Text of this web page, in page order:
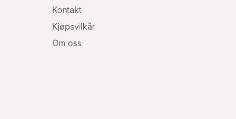
Kontakt
Kjøpsvilkår
Om oss